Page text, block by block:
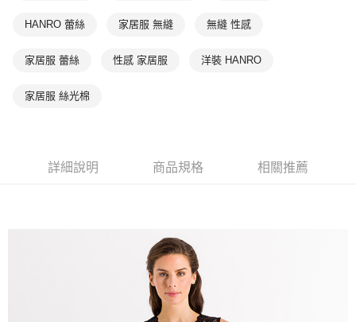
HANRO 蕾絲 家居服 無縫 無縫 性感
家居服 蕾絲 性感 家居服 洋裝 HANRO
家居服 絲光棉
詳細說明 商品規格 相關推薦